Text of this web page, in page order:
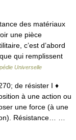
des matériaux
une pièce
c’est d’abord
qui remplissent
Universelle
de résister I ♦
à une action ou
une force (à une
Résistance… …